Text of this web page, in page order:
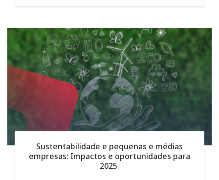
Sustentabilidade e pequenas e médias
empresas: Impactos e oportunidades para
2025